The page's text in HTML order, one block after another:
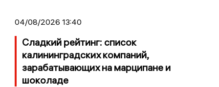
04/08/2026 13:40
Сладкий рейтинг: список
калининградских компаний,
зарабатывающих на марципане и
шоколаде